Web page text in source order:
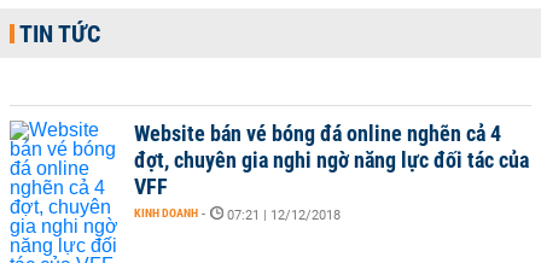
TIN TỨC
Website bán vé bóng đá online nghẽn cả 4
đợt, chuyên gia nghi ngờ năng lực đối tác của
VFF
KINH DOANH - 07:21 | 12/12/2018